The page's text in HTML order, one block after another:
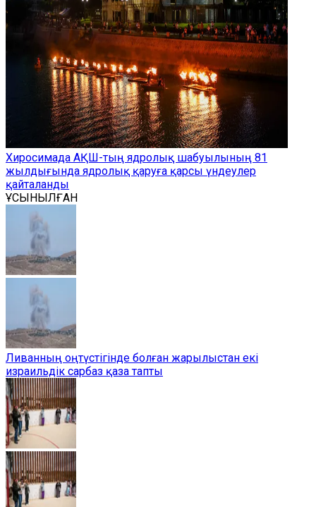
Хиросимада АҚШ-тың ядролық шабуылының 81
жылдығында ядролық қаруға қарсы үндеулер
қайталанды
ҰСЫНЫЛҒАН
Ливанның оңтүстігінде болған жарылыстан екі
израильдік сарбаз қаза тапты